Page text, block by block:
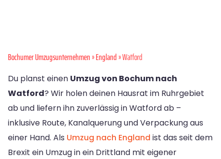
Bochumer Umzugsunternehmen»England» Watford
Du planst einen Umzug von Bochum nach
Watford? Wir holen deinen Hausrat im Ruhrgebiet
ab und liefern ihn zuverlässig in Watford ab –
inklusive Route, Kanalquerung und Verpackung aus
einer Hand. Als Umzug nach England ist das seit dem
Brexit ein Umzug in ein Drittland mit eigener